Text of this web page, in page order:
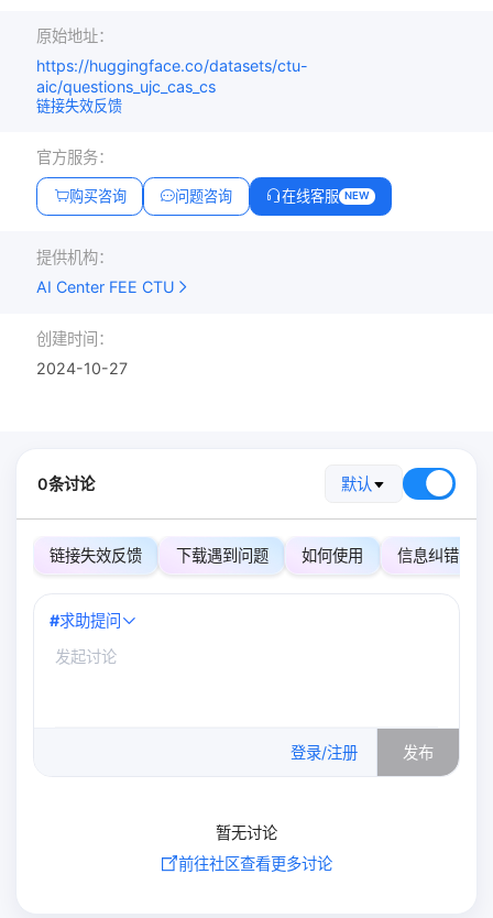
原始地址：
https://huggingface.co/datasets/ctu-
aic/questions_ujc_cas_cs
链接失效反馈
官方服务：
购买咨询 问题咨询 在线客服 NEW
提供机构：
AI Center FEE CTU
创建时间：
2024-10-27
0条讨论 默认
链接失效反馈 下载遇到问题 如何使用 信息纠错
#求助提问
登录/注册 发布
暂无讨论
前往社区查看更多讨论